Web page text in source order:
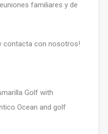
familiares y de
contacta con nosotros!
Golf with
Ocean and golf